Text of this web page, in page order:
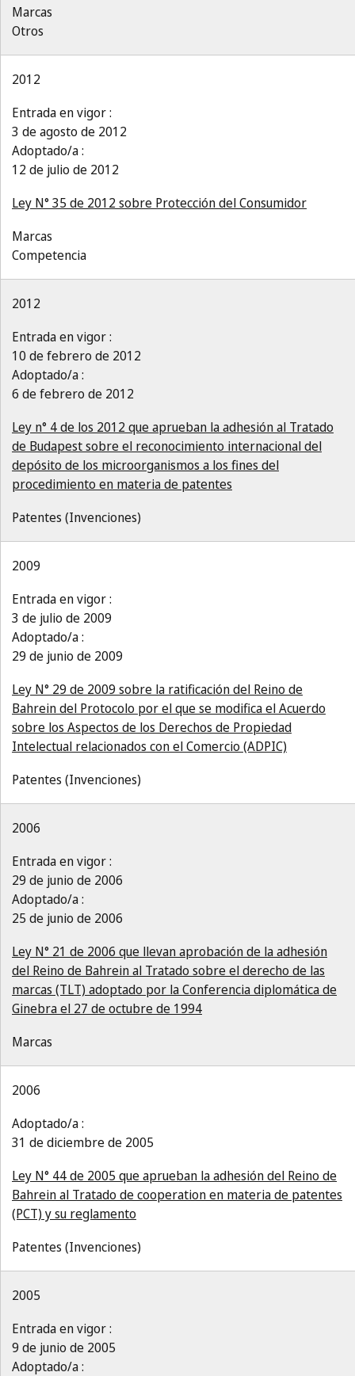
Marcas
Otros
2012
Entrada en vigor :
3 de agosto de 2012
Adoptado/a :
12 de julio de 2012
Ley N° 35 de 2012 sobre Protección del Consumidor
Marcas
Competencia
2012
Entrada en vigor :
10 de febrero de 2012
Adoptado/a :
6 de febrero de 2012
Ley n° 4 de los 2012 que aprueban la adhesión al Tratado
de Budapest sobre el reconocimiento internacional del
depósito de los microorganismos a los fines del
procedimiento en materia de patentes
Patentes (Invenciones)
2009
Entrada en vigor :
3 de julio de 2009
Adoptado/a :
29 de junio de 2009
Ley N° 29 de 2009 sobre la ratificación del Reino de
Bahrein del Protocolo por el que se modifica el Acuerdo
sobre los Aspectos de los Derechos de Propiedad
Intelectual relacionados con el Comercio (ADPIC)
Patentes (Invenciones)
2006
Entrada en vigor :
29 de junio de 2006
Adoptado/a :
25 de junio de 2006
Ley N° 21 de 2006 que llevan aprobación de la adhesión
del Reino de Bahrein al Tratado sobre el derecho de las
marcas (TLT) adoptado por la Conferencia diplomática de
Ginebra el 27 de octubre de 1994
Marcas
2006
Adoptado/a :
31 de diciembre de 2005
Ley N° 44 de 2005 que aprueban la adhesión del Reino de
Bahrein al Tratado de cooperation en materia de patentes
(PCT) y su reglamento
Patentes (Invenciones)
2005
Entrada en vigor :
9 de junio de 2005
Adoptado/a :